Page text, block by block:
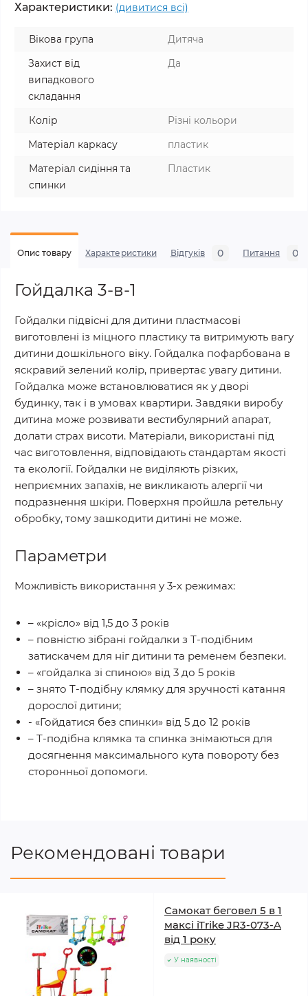
Характеристики: (дивитися всі)
Вікова група
Дитяча
Захист від
випадкового
складання
Да
Колір
Різні кольори
Матеріал каркасу
пластик
Матеріал сидіння та
спинки
Пластик
Опис товару Характеристики Відгуків 0 Питання 0
Гойдалка 3-в-1
Гойдалки підвісні для дитини пластмасові
виготовлені із міцного пластику та витримують вагу
дитини дошкільного віку. Гойдалка пофарбована в
яскравий зелений колір, привертає увагу дитини.
Гойдалка може встановлюватися як у дворі
будинку, так і в умовах квартири. Завдяки виробу
дитина може розвивати вестибулярний апарат,
долати страх висоти. Матеріали, використані під
час виготовлення, відповідають стандартам якості
та екології. Гойдалки не виділяють різких,
неприємних запахів, не викликають алергії чи
подразнення шкіри. Поверхня пройшла ретельну
обробку, тому зашкодити дитині не може.
Параметри
Можливість використання у 3-х режимах:
– «крісло» від 1,5 до 3 років
– повністю зібрані гойдалки з Т-подібним
затискачем для ніг дитини та ременем безпеки.
– «гойдалка зі спиною» від 3 до 5 років
– знято Т-подібну клямку для зручності катання
дорослої дитини;
- «Гойдатися без спинки» від 5 до 12 років
– Т-подібна клямка та спинка знімаються для
досягнення максимального кута повороту без
сторонньої допомоги.
Рекомендовані товари
Самокат беговел 5 в 1
максі iTrike JR3-073-A
від 1 року
У наявності